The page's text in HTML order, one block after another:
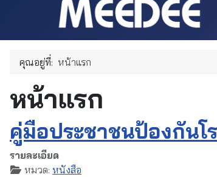
คุณอยู่ที่: หน้าแรก
หน้าแรก
คู่มือประชาชนป้องกันโ
รายละเอียด
หมวด: หนังสือ